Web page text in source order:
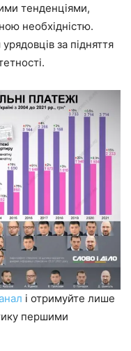
тенденціями,
необхідністю.
за підняття
і отримуйте лише
першими